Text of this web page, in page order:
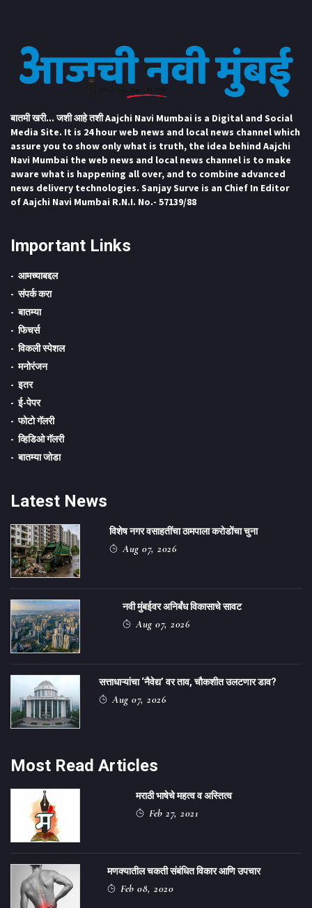
बातमी खरी... जशी आहे तशी Aajchi Navi Mumbai is a Digital and Social
Media Site. It is 24 hour web news and local news channel which
assure you to show only what is truth, the idea behind Aajchi
Navi Mumbai the web news and local news channel is to make
aware what is happening all over, and to combine advanced
news delivery technologies. Sanjay Surve is an Chief In Editor
of Aajchi Navi Mumbai R.N.I. No.- 57139/88
Important Links
आमच्याबद्दल
संपर्क करा
बातम्या
फिचर्स
विकली स्पेशल
मनोरंजन
इतर
ई-पेपर
फोटो गॅलरी
व्हिडिओ गॅलरी
बातम्या जोडा
Latest News
विशेष नगर वसाहतींचा ठामपाला करोडोंचा चुना
Aug 07, 2026
नवी मुंबईवर अनिर्बंध विकासाचे सावट
Aug 07, 2026
सत्ताधाऱ्यांचा ‌‘नैवेद्य‌’ वर ताव, चौकशीत उलटणार डाव?
Aug 07, 2026
Most Read Articles
मराठी भाषेचे महत्व व अस्तित्व
Feb 27, 2021
मणक्यातील चकती संबंधित विकार आणि उपचार
Feb 08, 2020